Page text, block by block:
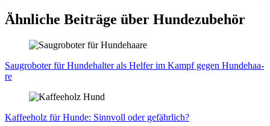
Ähnliche Beiträge über Hundezubehör
Saug­ro­bo­ter für Hun­de­hal­ter als Hel­fer im Kampf gegen Hun­de­haa­
re
Kaf­fee­holz für Hun­de: Sinn­voll oder gefähr­lich?